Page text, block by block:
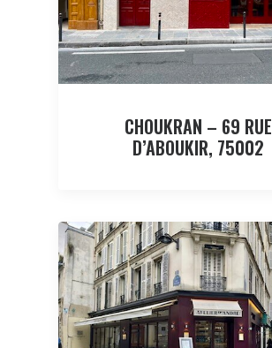
CHOUKRAN – 69 RUE
D’ABOUKIR, 75002